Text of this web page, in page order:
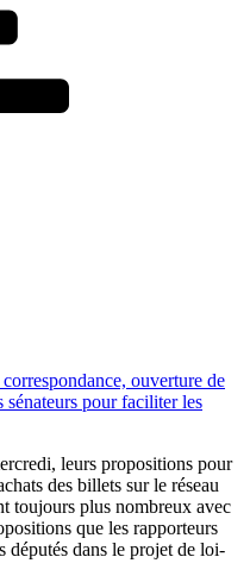
ouverture de
pour faciliter les
leurs propositions pour
des billets sur le réseau
toujours plus nombreux avec
que les rapporteurs
députés dans le projet de loi-